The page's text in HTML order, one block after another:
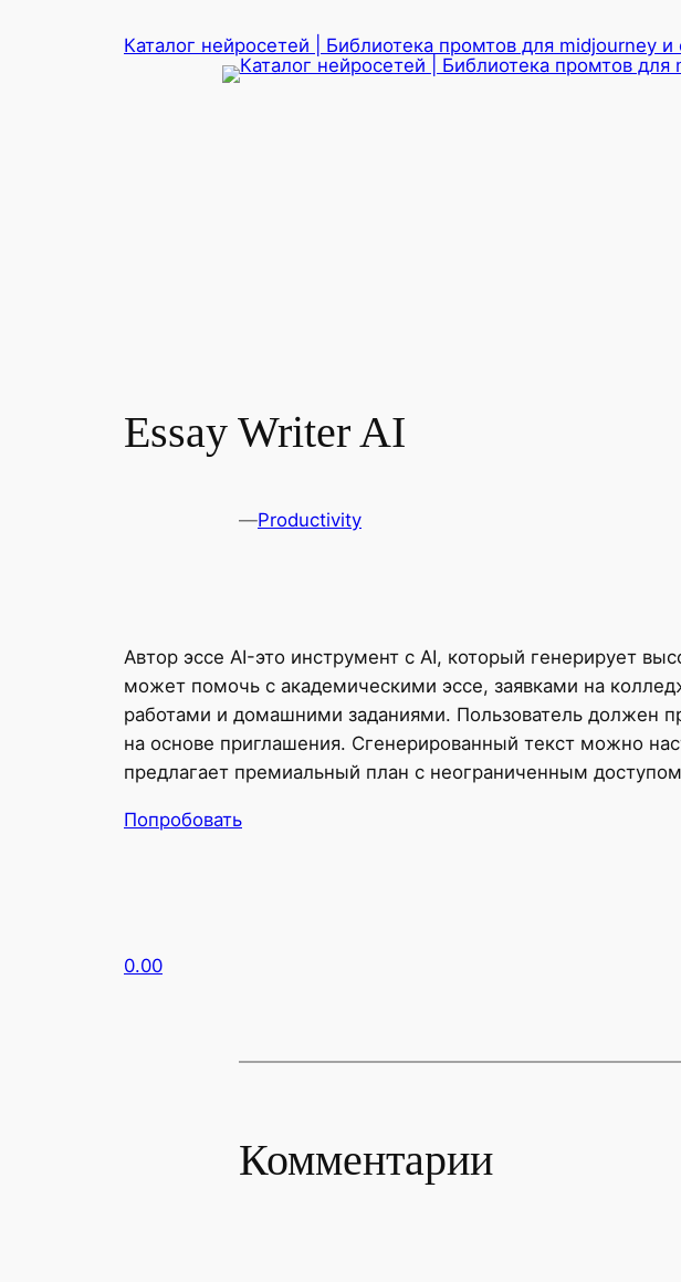
Каталог нейросетей | Библиотека промтов для midjourney и
Essay Writer AI
—Productivity
Автор эссе AI-это инструмент с AI, который генерирует
может помочь с академическими эссе, заявками на
работами и домашними заданиями. Пользователь должен
на основе приглашения. Сгенерированный текст можно
предлагает премиальный план с неограниченным
Попробовать
0.00
Комментарии